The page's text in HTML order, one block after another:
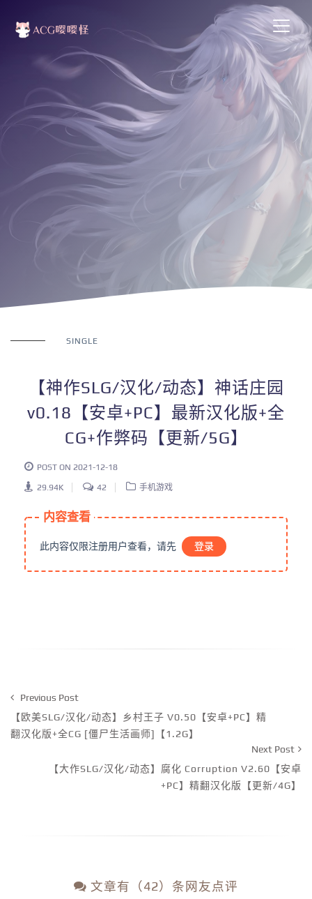
SINGLE
【神作SLG/汉化/动态】神话庄园
v0.18【安卓+PC】最新汉化版+全
CG+作弊码【更新/5G】
POST ON 2021-12-18
29.94K 42 手机游戏
内容查看
此内容仅限注册用户查看，请先 登录
Previous Post
【欧美SLG/汉化/动态】乡村王子 V0.50【安卓+PC】精
翻汉化版+全CG [僵尸生活画师]【1.2G】
Next Post
【大作SLG/汉化/动态】腐化 Corruption V2.60【安卓
+PC】精翻汉化版【更新/4G】
文章有（42）条网友点评